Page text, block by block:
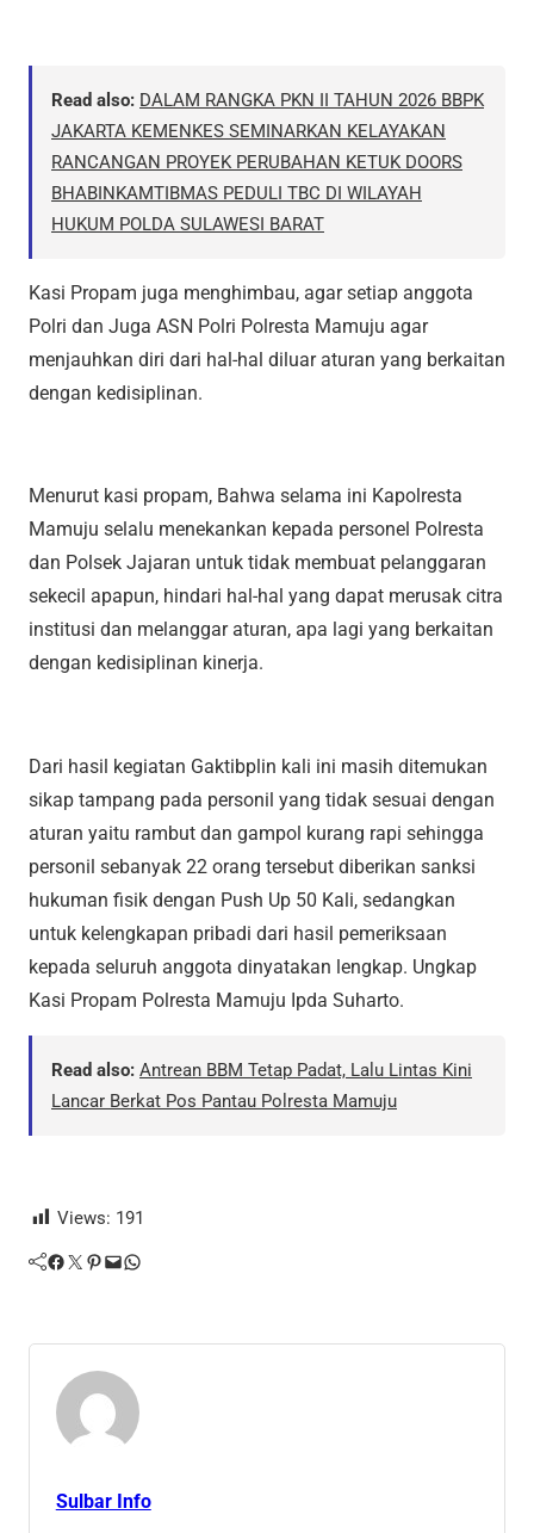
Read also: DALAM RANGKA PKN II TAHUN 2026 BBPK
JAKARTA KEMENKES SEMINARKAN KELAYAKAN
RANCANGAN PROYEK PERUBAHAN KETUK DOORS
BHABINKAMTIBMAS PEDULI TBC DI WILAYAH
HUKUM POLDA SULAWESI BARAT
Kasi Propam juga menghimbau, agar setiap anggota
Polri dan Juga ASN Polri Polresta Mamuju agar
menjauhkan diri dari hal-hal diluar aturan yang berkaitan
dengan kedisiplinan.
Menurut kasi propam, Bahwa selama ini Kapolresta
Mamuju selalu menekankan kepada personel Polresta
dan Polsek Jajaran untuk tidak membuat pelanggaran
sekecil apapun, hindari hal-hal yang dapat merusak citra
institusi dan melanggar aturan, apa lagi yang berkaitan
dengan kedisiplinan kinerja.
Dari hasil kegiatan Gaktibplin kali ini masih ditemukan
sikap tampang pada personil yang tidak sesuai dengan
aturan yaitu rambut dan gampol kurang rapi sehingga
personil sebanyak 22 orang tersebut diberikan sanksi
hukuman fisik dengan Push Up 50 Kali, sedangkan
untuk kelengkapan pribadi dari hasil pemeriksaan
kepada seluruh anggota dinyatakan lengkap. Ungkap
Kasi Propam Polresta Mamuju Ipda Suharto.
Read also: Antrean BBM Tetap Padat, Lalu Lintas Kini
Lancar Berkat Pos Pantau Polresta Mamuju
Views: 191
Facebook Twitter Pinterest Mail WhatsApp
Sulbar Info